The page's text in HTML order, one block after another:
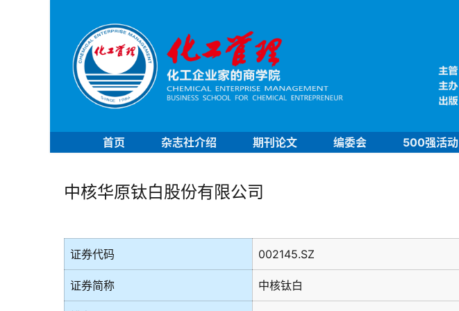
首页 杂志社介绍 期刊论文 编委会 500强活动
中核华原钛白股份有限公司
证券代码 002145.SZ
证券简称 中核钛白